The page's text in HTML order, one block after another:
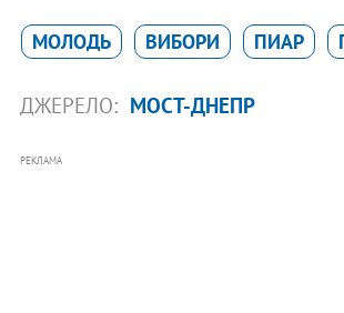
МОЛОДЬ ВИБОРИ ПИАР
ДЖЕРЕЛО: МОСТ-ДНЕПР
РЕКЛАМА